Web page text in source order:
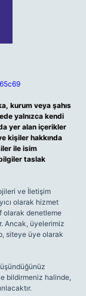
kurum veya şahıs
yalnızca kendi
yer alan içerikler
kişiler hakkında
ile isim
taslak
ve İletişim
olarak hizmet
olarak denetleme
Ancak, üyelerimiz
siteye üye olarak
bildirmeniz halinde,